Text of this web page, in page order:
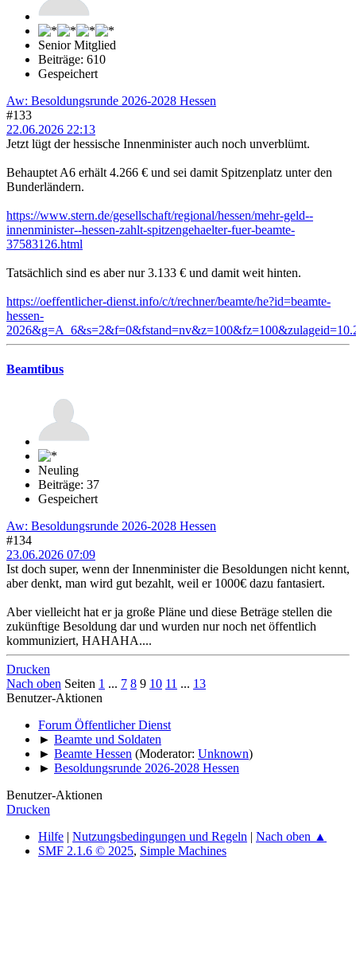
Senior Mitglied
Beiträge: 610
Gespeichert
Aw: Besoldungsrunde 2026-2028 Hessen
#133
22.06.2026 22:13
Jetzt lügt der hessische Innenminister auch noch unverblümt.
Behauptet A6 erhält 4.266 € und sei damit Spitzenplatz unter den
Bunderländern.
https://www.stern.de/gesellschaft/regional/hessen/mehr-geld--
innenminister--hessen-zahlt-spitzengehaelter-fuer-beamte-
37583126.html
Tatsächlich sind es aber nur 3.133 € und damit weit hinten.
https://oeffentlicher-dienst.info/c/t/rechner/beamte/he?id=beamte-
hessen-
Beamtibus
Neuling
Beiträge: 37
Gespeichert
Aw: Besoldungsrunde 2026-2028 Hessen
#134
23.06.2026 07:09
Ist doch super, wenn der Innenminister die Besoldungen nicht kennt,
aber denkt, man wird gut bezahlt, weil er 1000€ dazu fantasiert.
Aber vielleicht hat er ja große Pläne und diese Beträge stellen die
zukünftige Besoldung dar und wurden nur noch net öffentlich
kommuniziert, HAHAHA....
Drucken
Nach oben Seiten 1 ... 7 8 9 10 11 ... 13
Benutzer-Aktionen
Forum Öffentlicher Dienst
► Beamte und Soldaten
► Beamte Hessen (Moderator: Unknown)
► Besoldungsrunde 2026-2028 Hessen
Benutzer-Aktionen
Drucken
Hilfe | Nutzungsbedingungen und Regeln | Nach oben ▲
SMF 2.1.6 © 2025, Simple Machines